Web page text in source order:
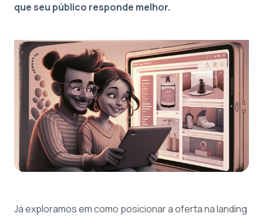
que seu público responde melhor.
Já exploramos emcomo posicionar a oferta na landing